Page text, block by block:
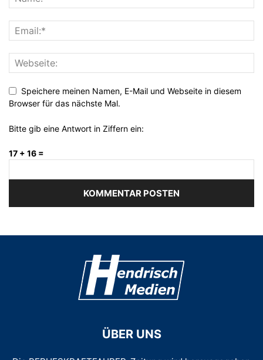
Speichere meinen Namen, E-Mail und Webseite in diesem
Browser für das nächste Mal.
Bitte gib eine Antwort in Ziffern ein:
17 + 16 =
ÜBER UNS